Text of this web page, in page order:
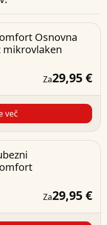
Osnovna
mikrovlaken
Za29,95 €
več
Za29,95 €